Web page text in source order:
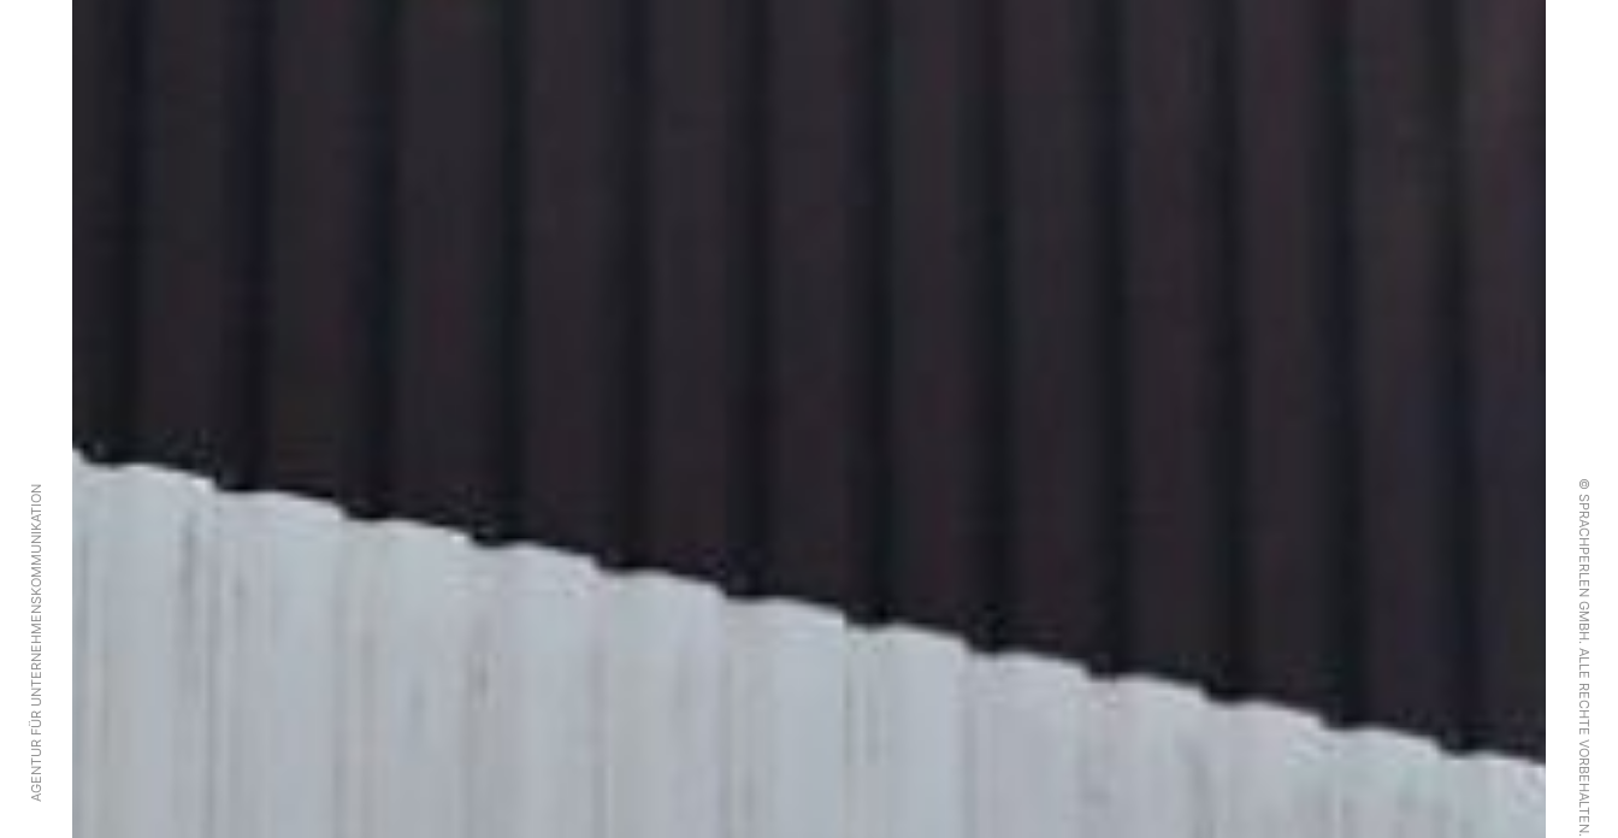
AGENTUR FÜR UNTERNEHMENSKOMMUNIKATION © SPRACHPERLEN GMBH. ALLE RECHTE VORBEHALTEN.